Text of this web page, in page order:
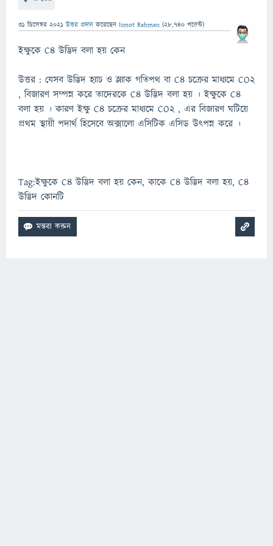
31 ডিসেম্বর 2021 উত্তর প্রদান করেছেন Ismot Rahman (28,740 পয়েন্ট)
ইক্ষুকে C4 উদ্ভিদ বলা হয় কেন
উত্তর : যেসব উদ্ভিদ হ্যাচ ও স্ল্যাক গতিপথ বা C4 চক্রের মাধ্যমে CO2
, বিজারণ সম্পন্ন করে তাদেরকে C4 উদ্ভিদ বলা হয় । ইক্ষুকে C4
বলা হয় । কারণ ইক্ষু C4 চক্রের মাধ্যমে CO2 , এর বিজারণ ঘটিয়ে
প্রথম স্থায়ী পদার্থ হিসেবে অক্সালাে এসিটিক এসিড উৎপন্ন করে ।
Tag:ইক্ষুকে C4 উদ্ভিদ বলা হয় কেন, কাকে C4 উদ্ভিদ বলা হয়, C4
উদ্ভিদ কোনটি